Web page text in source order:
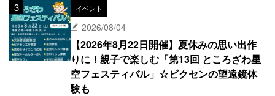
イベント
2026/08/04
【2026年8月22日開催】夏休みの思い出作
りに！親子で楽しむ「第13回 ところざわ星
空フェスティバル」☆ビクセンの望遠鏡体
験も